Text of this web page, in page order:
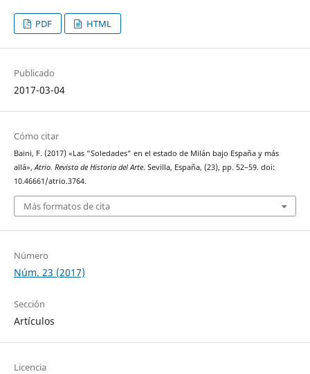
PDF HTML
Publicado
2017-03-04
Cómo citar
Baini, F. (2017) «Las “Soledades” en el estado de Milán bajo España y más
allá»,Atrio. Revista de Historia del Arte. Sevilla, España, (23), pp. 52–59. doi:
10.46661/atrio.3764.
Más formatos de cita
Número
Núm. 23 (2017)
Sección
Artículos
Licencia